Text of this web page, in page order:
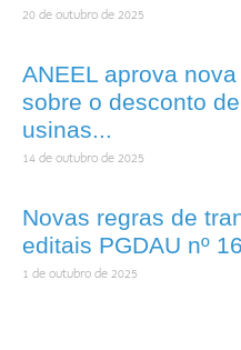
20 de outubro de 2025
ANEEL aprova
sobre o desconto
usinas...
14 de outubro de 2025
Novas regras de
editais PGDAU nº
1 de outubro de 2025